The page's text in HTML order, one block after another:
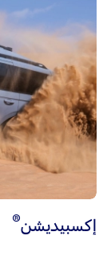
إكسبيديشن®